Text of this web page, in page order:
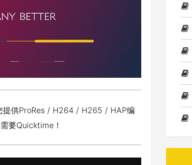
供ProRes / H264 / H265 / HAP编
要Quicktime！